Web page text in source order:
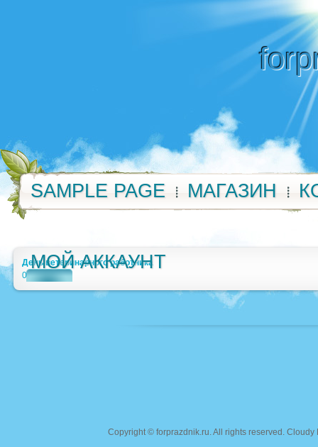
SAMPLE PAGE МАГАЗИН
МОЙ АККАУНТ
День ветеринарного работника
0
Copyright © forprazdnik.ru. All rights reserved.